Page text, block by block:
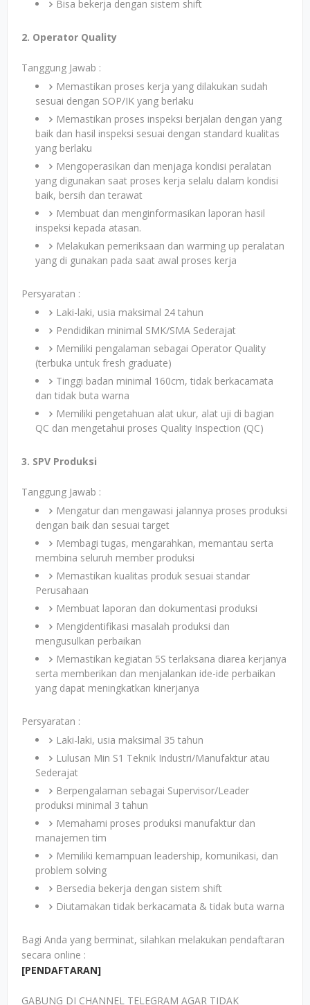
Bisa bekerja dengan sistem shift
2. Operator Quality
Tanggung Jawab :
Memastikan proses kerja yang dilakukan sudah
sesuai dengan SOP/IK yang berlaku
Memastikan proses inspeksi berjalan dengan yang
baik dan hasil inspeksi sesuai dengan standard kualitas
yang berlaku
Mengoperasikan dan menjaga kondisi peralatan
yang digunakan saat proses kerja selalu dalam kondisi
baik, bersih dan terawat
Membuat dan menginformasikan laporan hasil
inspeksi kepada atasan.
Melakukan pemeriksaan dan warming up peralatan
yang di gunakan pada saat awal proses kerja
Persyaratan :
Laki-laki, usia maksimal 24 tahun
Pendidikan minimal SMK/SMA Sederajat
Memiliki pengalaman sebagai Operator Quality
(terbuka untuk fresh graduate)
Tinggi badan minimal 160cm, tidak berkacamata
dan tidak buta warna
Memiliki pengetahuan alat ukur, alat uji di bagian
QC dan mengetahui proses Quality Inspection (QC)
3. SPV Produksi
Tanggung Jawab :
Mengatur dan mengawasi jalannya proses produksi
dengan baik dan sesuai target
Membagi tugas, mengarahkan, memantau serta
membina seluruh member produksi
Memastikan kualitas produk sesuai standar
Perusahaan
Membuat laporan dan dokumentasi produksi
Mengidentifikasi masalah produksi dan
mengusulkan perbaikan
Memastikan kegiatan 5S terlaksana diarea kerjanya
serta memberikan dan menjalankan ide-ide perbaikan
yang dapat meningkatkan kinerjanya
Persyaratan :
Laki-laki, usia maksimal 35 tahun
Lulusan Min S1 Teknik Industri/Manufaktur atau
Sederajat
Berpengalaman sebagai Supervisor/Leader
produksi minimal 3 tahun
Memahami proses produksi manufaktur dan
manajemen tim
Memiliki kemampuan leadership, komunikasi, dan
problem solving
Bersedia bekerja dengan sistem shift
Diutamakan tidak berkacamata & tidak buta warna
Bagi Anda yang berminat, silahkan melakukan pendaftaran
secara online :
[PENDAFTARAN]
GABUNG DI CHANNEL TELEGRAM AGAR TIDAK